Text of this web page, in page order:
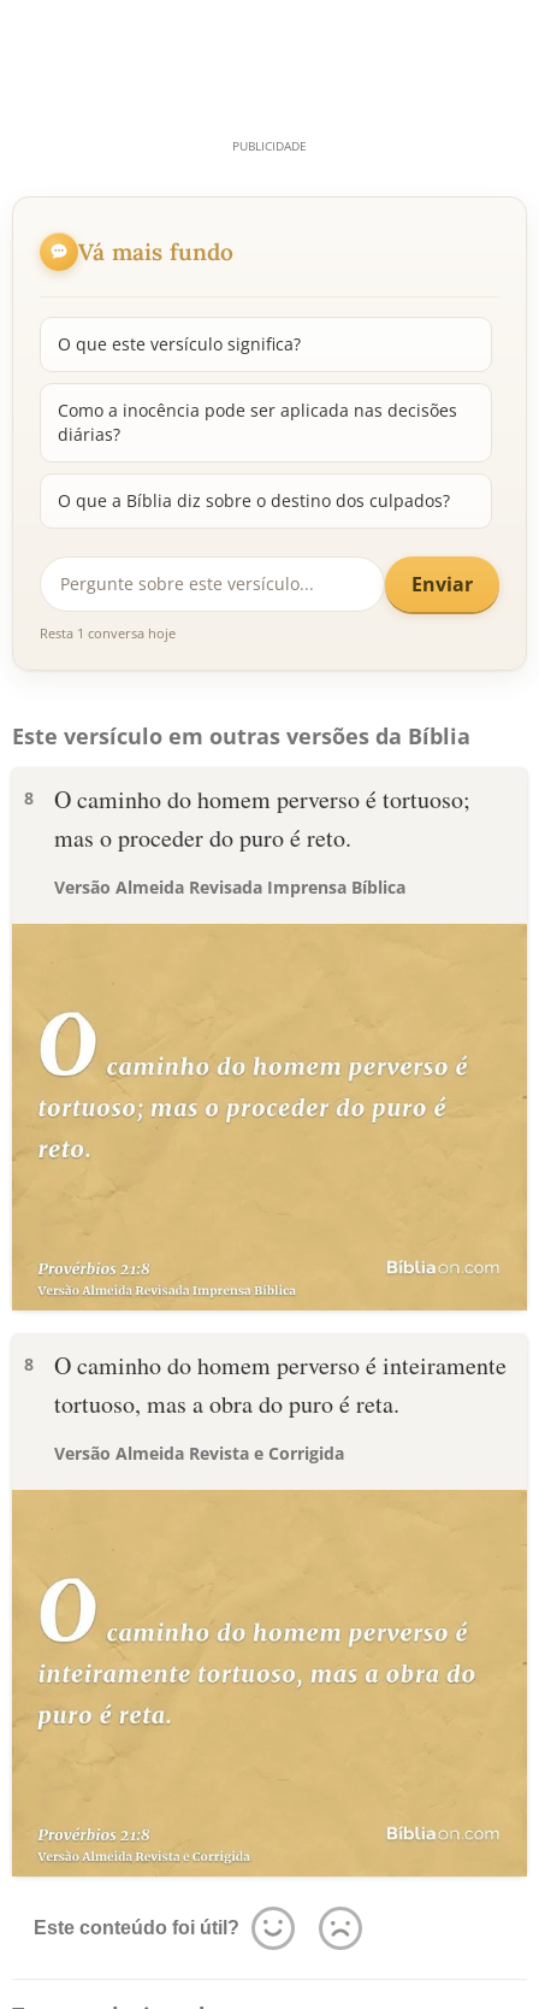
Vá mais fundo
O que este versículo significa?
Como a inocência pode ser aplicada nas decisões
diárias?
O que a Bíblia diz sobre o destino dos culpados?
Enviar
Resta 1 conversa hoje
Este versículo em outras versões da Bíblia
8
O caminho do homem perverso é tortuoso;
mas o proceder do puro é reto.
Versão Almeida Revisada Imprensa Bíblica
8
O caminho do homem perverso é inteiramente
tortuoso, mas a obra do puro é reta.
Versão Almeida Revista e Corrigida
Este conteúdo foi útil?